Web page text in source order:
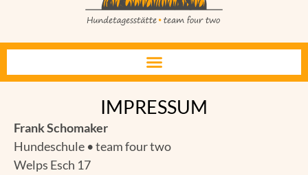
IMPRESSUM
Frank Schomaker
Hundeschule • team four two
Welps Esch 17